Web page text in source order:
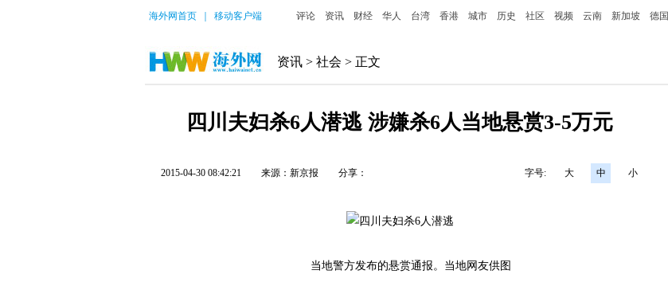
海外网首页 移动客户端 评论 资讯 财经 华人 台湾 香港 城市 历史 社区 视频 云南 新加坡 德国
资讯 > 社会 > 正文
四川夫妇杀6人潜逃 涉嫌杀6人当地悬赏3-5万元
2015-04-30 08:42:21 来源：新京报 分享： 字号: 大 中 小
当地警方发布的悬赏通报。当地网友供图